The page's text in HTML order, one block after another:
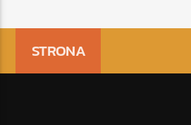
STRONA